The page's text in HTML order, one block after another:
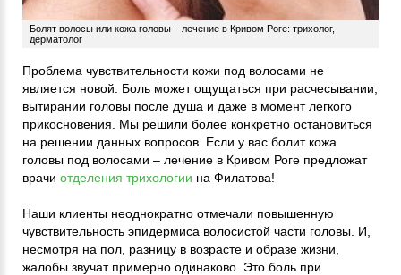
Болят волосы или кожа головы – лечение в Кривом Роге: трихолог,
дерматолог
Проблема чувствительности кожи под волосами не
является новой. Боль может ощущаться при расчесывании,
вытирании головы после душа и даже в момент легкого
прикосновения. Мы решили более конкретно остановиться
на решении данных вопросов. Если у вас болит кожа
головы под волосами – лечение в Кривом Роге предложат
врачи отделения трихологии на Филатова!
Наши клиенты неоднократно отмечали повышенную
чувствительность эпидермиса волосистой части головы. И,
несмотря на пол, разницу в возрасте и образе жизни,
жалобы звучат примерно одинаково. Это боль при